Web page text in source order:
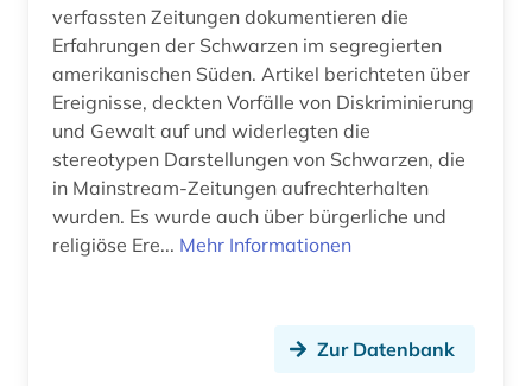
filmkunst (1)
filmmusik (1)
filmografie (2)
filmoteca de la unam in mexico city (1)
filmplakat (1)
filmschaffender (2)
verfassten Zeitungen dokumentieren die
Erfahrungen der Schwarzen im segregierten
amerikanischen Süden. Artikel berichteten über
Ereignisse, deckten Vorfälle von Diskriminierung
und Gewalt auf und widerlegten die
stereotypen Darstellungen von Schwarzen, die
in Mainstream-Zeitungen aufrechterhalten
wurden. Es wurde auch über bürgerliche und
religiöse Ere... Mehr Informationen
Zur Datenbank